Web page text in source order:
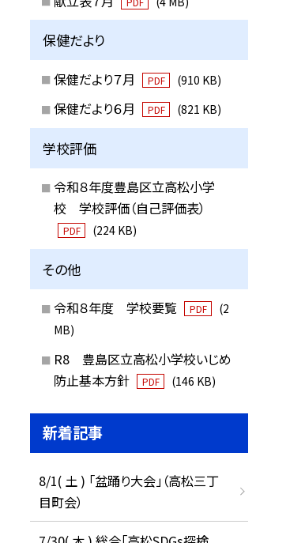
保健だより
保健だより７月 PDF (910 KB)
保健だより６月 PDF (821 KB)
学校評価
令和８年度豊島区立高松小学
校 学校評価（自己評価表）
PDF (224 KB)
その他
令和８年度 学校要覧 PDF
(2
MB)
R8 豊島区立高松小学校いじめ
防止基本方針
PDF (146 KB)
新着記事
8/1( 土 ) 「盆踊り大会」（高松三丁
目町会）